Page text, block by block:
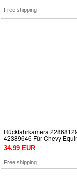
Free shipping
Rückfahrkamera
42389646 Für Chevy
GMC Terrain Buick Encore
34.99 EUR
Free shipping